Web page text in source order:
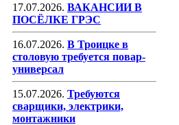
17.07.2026. ВАКАНСИИ В
ПОСЁЛКЕ ГРЭС
16.07.2026. В Троицке в
столовую требуется повар-
универсал
15.07.2026. Требуются
сварщики, электрики,
монтажники